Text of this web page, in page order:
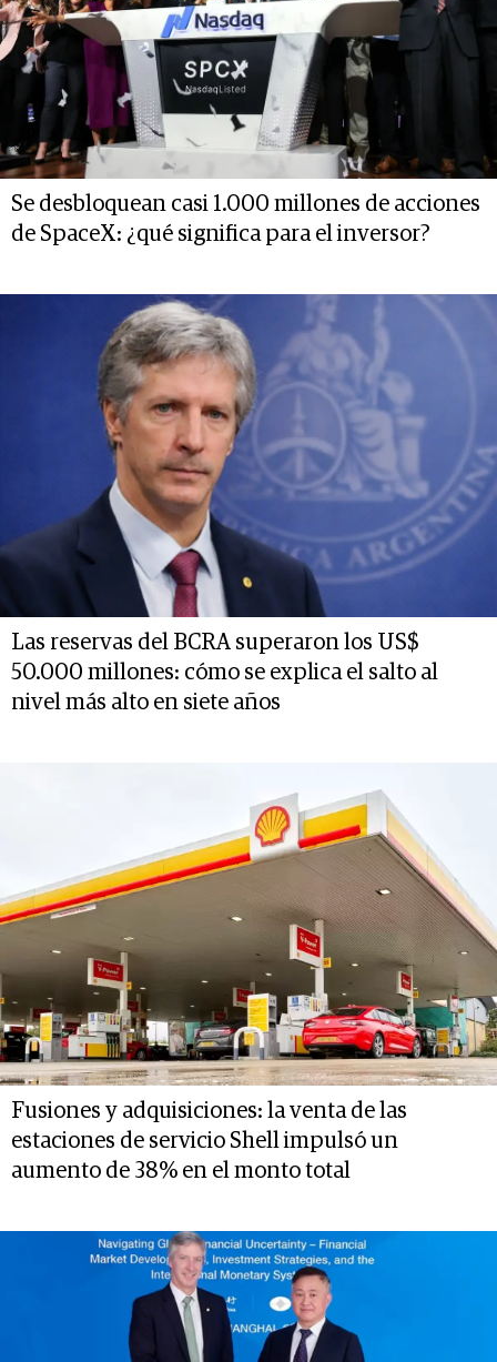
Se desbloquean casi 1.000 millones de acciones
de SpaceX: ¿qué significa para el inversor?
Las reservas del BCRA superaron los US$
50.000 millones: cómo se explica el salto al
nivel más alto en siete años
Fusiones y adquisiciones: la venta de las
estaciones de servicio Shell impulsó un
aumento de 38% en el monto total